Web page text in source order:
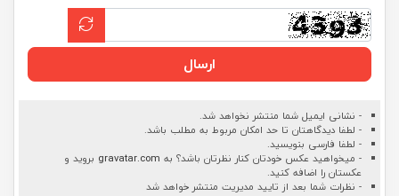
ارسال
- نشانی ایمیل شما منتشر نخواهد شد.
- لطفا دیدگاهتان تا حد امکان مربوط به مطلب باشد.
- لطفا فارسی بنویسید.
- میخواهید عکس خودتان کنار نظرتان باشد؟ به gravatar.com بروید و
عکستان را اضافه کنید.
- نظرات شما بعد از تایید مدیریت منتشر خواهد شد